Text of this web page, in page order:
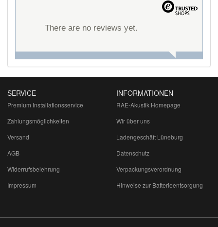
There are no reviews yet.
SERVICE
Premium Installationsservice
Zahlungsmöglichkeiten
Versand
AGB
Widerrufsbelehrung
Impressum
INFORMATIONEN
RAE-Akustik Homepage
Wir über uns
Ladengeschäft Lüneburg
Datenschutz
Verpackungsverordnung
Hinweise zur Batterieentsorgung